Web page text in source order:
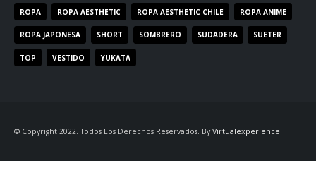
ROPA ROPA AESTHETIC ROPA AESTHETIC CHILE ROPA ANIME
ROPA JAPONESA SHORT SOMBRERO SUDADERA SUETER
TOP VESTIDO YUKATA
© Copyright 2022. Todos Los Derechos Reservados. By Virtualexperience